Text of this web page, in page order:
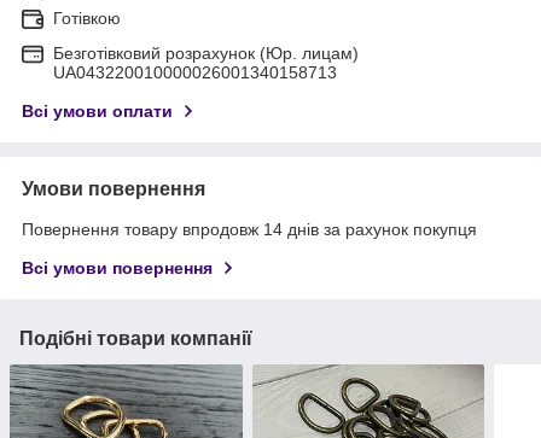
Готівкою
Безготівковий розрахунок (Юр. лицам)
UA043220010000026001340158713
Всі умови оплати
Умови повернення
Повернення товару впродовж 14 днів за рахунок покупця
Всі умови повернення
Подібні товари компанії